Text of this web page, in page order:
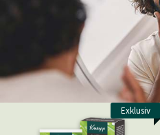
Exklusiv